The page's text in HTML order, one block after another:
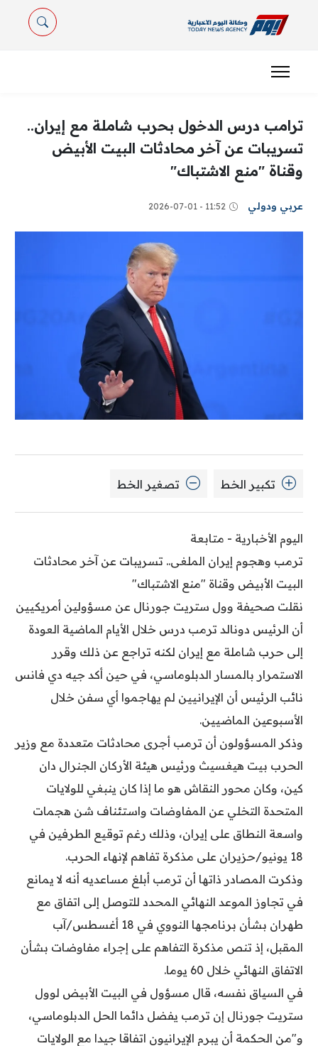
ترامب درس الدخول بحرب شاملة مع إيران..
تسريبات عن آخر محادثات البيت الأبيض
وقناة "منع الاشتباك"
عربي ودولي 11:52 - 2026-07-01
تكبير الخط تصغير الخط
اليوم الأخبارية - متابعة
ترمب وهجوم إيران الملغى.. تسريبات عن آخر محادثات
البيت الأبيض وقناة "منع الاشتباك"
نقلت صحيفة وول ستريت جورنال عن مسؤولين أمريكيين
أن الرئيس دونالد ترمب درس خلال الأيام الماضية العودة
إلى حرب شاملة مع إيران لكنه تراجع عن ذلك وقرر
الاستمرار بالمسار الدبلوماسي، في حين أكد جيه دي فانس
نائب الرئيس أن الإيرانيين لم يهاجموا أي سفن خلال
الأسبوعين الماضيين.
وذكر المسؤولون أن ترمب أجرى محادثات متعددة مع وزير
الحرب بيت هيغسيث ورئيس هيئة الأركان الجنرال دان
كين، وكان محور النقاش هو ما إذا كان ينبغي للولايات
المتحدة التخلي عن المفاوضات واستئناف شن هجمات
واسعة النطاق على إيران، وذلك رغم توقيع الطرفين في
18 يونيو/حزيران على مذكرة تفاهم لإنهاء الحرب.
وذكرت المصادر ذاتها أن ترمب أبلغ مساعديه أنه لا يمانع
في تجاوز الموعد النهائي المحدد للتوصل إلى اتفاق مع
طهران بشأن برنامجها النووي في 18 أغسطس/آب
المقبل، إذ تنص مذكرة التفاهم على إجراء مفاوضات بشأن
الاتفاق النهائي خلال 60 يوما.
في السياق نفسه، قال مسؤول في البيت الأبيض لوول
ستريت جورنال إن ترمب يفضل دائما الحل الدبلوماسي،
و"من الحكمة أن يبرم الإيرانيون اتفاقا جيدا مع الولايات